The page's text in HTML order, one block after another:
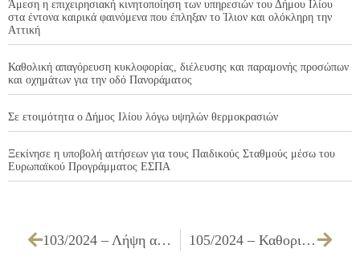
Άμεση η επιχειρησιακή κινητοποίηση των υπηρεσιών του Δήμου Ιλίου
στα έντονα καιρικά φαινόμενα που έπληξαν το Ίλιον και ολόκληρη την
Αττική
Καθολική απαγόρευση κυκλοφορίας, διέλευσης και παραμονής προσώπων
και οχημάτων για την οδό Πανοράματος
Σε ετοιμότητα ο Δήμος Ιλίου λόγω υψηλών θερμοκρασιών
Ξεκίνησε η υποβολή αιτήσεων για τους Παιδικούς Σταθμούς μέσω του
Ευρωπαϊκού Προγράμματος ΕΣΠΑ
103/2024 – Λήψη απόφασης για επιχορήγηση Αθλητικών Συλλόγων του Δήμου Ιλίου έτους 2024 105/2024 – Καθορισμός αριθμού μαθητευόμενων Μεταλυκειακό έτος – Τάξη Μαθητείας ΕΠΑΛ για την απασχόληση στο Δήμο μας κατά την περίοδο 2024 – 2025